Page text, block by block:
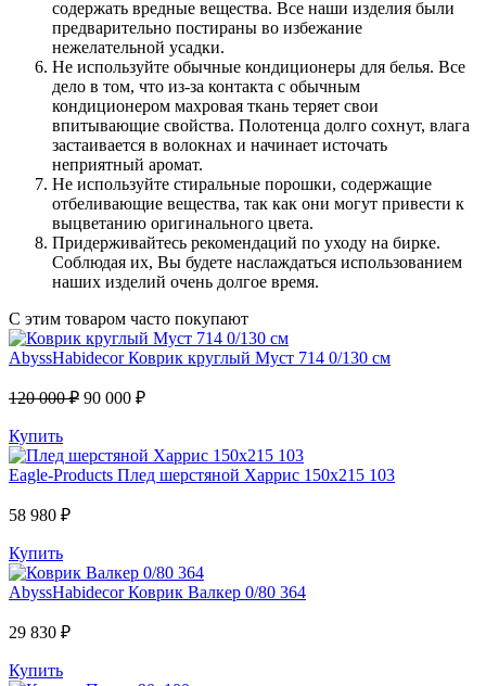
содержать вредные вещества. Все наши изделия были
предварительно постираны во избежание
нежелательной усадки.
Не используйте обычные кондиционеры для белья. Все
дело в том, что из-за контакта с обычным
кондиционером махровая ткань теряет свои
впитывающие свойства. Полотенца долго сохнут, влага
застаивается в волокнах и начинает источать
неприятный аромат.
Не используйте стиральные порошки, содержащие
отбеливающие вещества, так как они могут привести к
выцветанию оригинального цвета.
Придерживайтесь рекомендаций по уходу на бирке.
Соблюдая их, Вы будете наслаждаться использованием
наших изделий очень долгое время.
С этим товаром часто покупают
AbyssHabidecor Коврик круглый Муст 714 0/130 см
120 000 ₽ 90 000 ₽
Купить
Eagle-Products Плед шерстяной Харрис 150х215 103
58 980 ₽
Купить
AbyssHabidecor Коврик Валкер 0/80 364
29 830 ₽
Купить